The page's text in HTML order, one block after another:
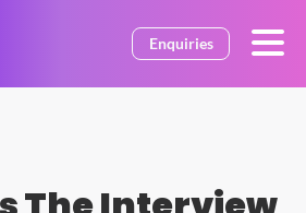
Enquiries